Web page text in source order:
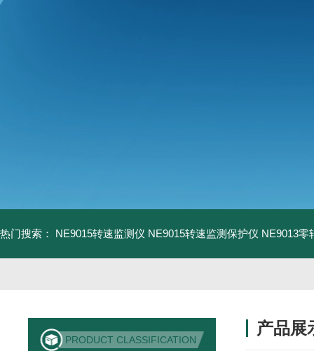
热门搜索： NE9015转速监测仪 NE9015转速监测保护仪 NE9013零
PRODUCT CLASSIFICATION
产品展